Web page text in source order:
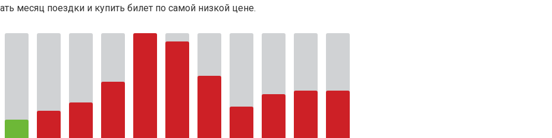
месяц поездки и купить билет по самой низкой цене.